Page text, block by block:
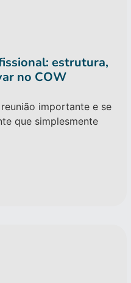
estrutura,
no COW
importante e se
que simplesmente